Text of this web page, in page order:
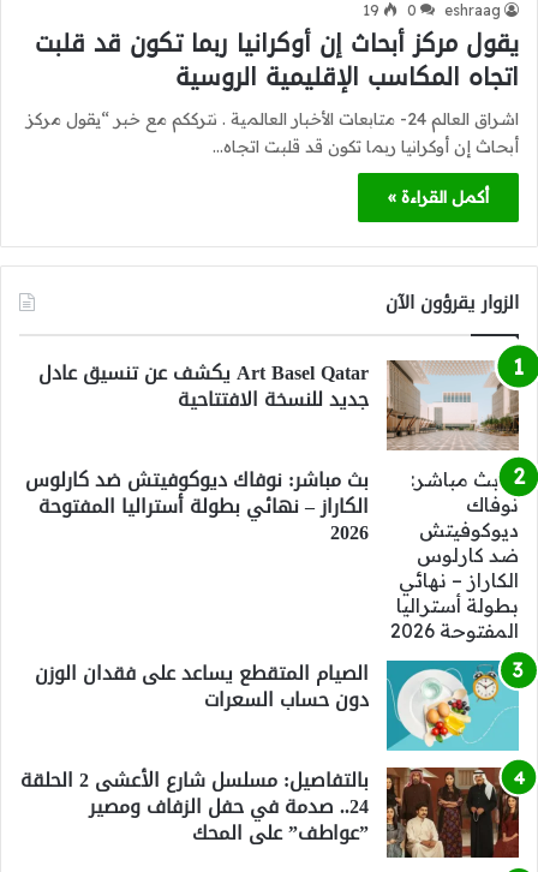
eshraag
0
19
يقول مركز أبحاث إن أوكرانيا ربما تكون قد قلبت
اتجاه المكاسب الإقليمية الروسية
اشراق العالم 24- متابعات الأخبار العالمية . نترككم مع خبر “يقول مركز
أبحاث إن أوكرانيا ربما تكون قد قلبت اتجاه…
أكمل القراءة »
الزوار يقرؤون الآن
Art Basel Qatar يكشف عن تنسيق عادل
جديد للنسخة الافتتاحية
بث مباشر: نوفاك ديوكوفيتش ضد كارلوس
الكاراز – نهائي بطولة أستراليا المفتوحة
2026
الصيام المتقطع يساعد على فقدان الوزن
دون حساب السعرات
بالتفاصيل: مسلسل شارع الأعشى 2 الحلقة
24.. صدمة في حفل الزفاف ومصير
”عواطف” على المحك